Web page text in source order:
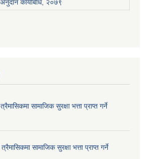
कार्यबिधि, २०७९
सामाजिक सुरक्षा भत्ता प्राप्त गर्ने
सामाजिक सुरक्षा भत्ता प्राप्त गर्ने